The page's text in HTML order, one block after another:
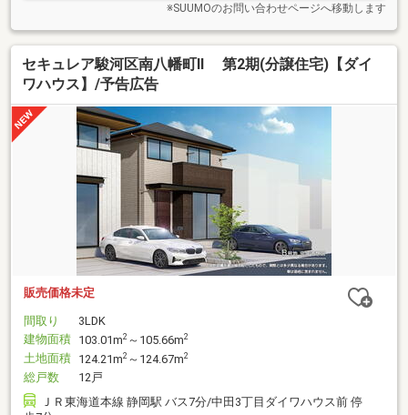
※SUUMOのお問い合わせページへ移動します
セキュレア駿河区南八幡町II 第2期(分譲住宅)【ダイ
ワハウス】/予告広告
販売価格未定
間取り
3LDK
建物面積 103.01m2 ～105.66m2
土地面積 124.21m2 ～124.67m2
総戸数
12戸
ＪＲ東海道本線 静岡駅 バス7分/中田3丁目ダイワハウス前 停